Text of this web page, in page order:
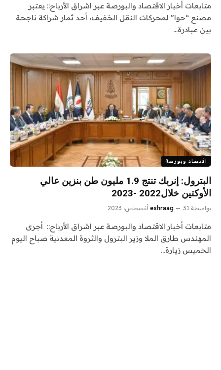
متابعات أخبار الاقتصاد والبورصة عبر اشراق الأرباح:: يعتبر
مصنع “حوا” لمحركات النقل الخفيف، أحد ثمار شراكة ناجحة
بين مبادرة…
اقتصاد وبورصة
البترول: إنربك تنتج 1.9 مليون طن بنزين عالي
الأوكتين خلال2022 -2023
بواسطة eshraag 31 أغسطس، 2023
متابعات أخبار الاقتصاد والبورصة عبر اشراق الأرباح:: أجرى
المهندس طارق الملا وزير البترول والثروة المعدنية صباح اليوم
الخميس زيارة…